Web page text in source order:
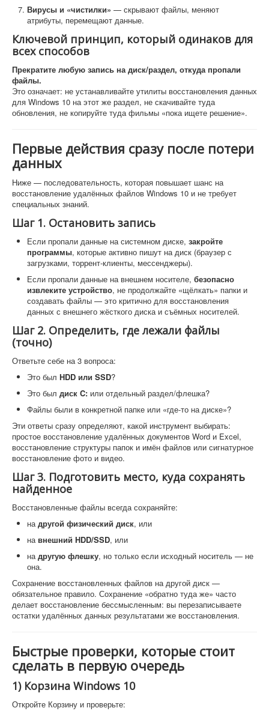
Вирусы и «чистилки» — скрывают файлы, меняют
атрибуты, перемещают данные.
Ключевой принцип, который одинаков для
всех способов
Прекратите любую запись на диск/раздел, откуда пропали
файлы.
Это означает: не устанавливайте утилиты восстановления данных
для Windows 10 на этот же раздел, не скачивайте туда
обновления, не копируйте туда фильмы «пока ищете решение».
Первые действия сразу после потери
данных
Ниже — последовательность, которая повышает шанс на
восстановление удалённых файлов Windows 10 и не требует
специальных знаний.
Шаг 1. Остановить запись
Если пропали данные на системном диске, закройте
программы, которые активно пишут на диск (браузер с
загрузками, торрент-клиенты, мессенджеры).
Если пропали данные на внешнем носителе, безопасно
извлеките устройство, не продолжайте «щёлкать» папки и
создавать файлы — это критично для восстановления
данных с внешнего жёсткого диска и съёмных носителей.
Шаг 2. Определить, где лежали файлы
(точно)
Ответьте себе на 3 вопроса:
Это был HDD или SSD?
Это был диск C: или отдельный раздел/флешка?
Файлы были в конкретной папке или «где-то на диске»?
Эти ответы сразу определяют, какой инструмент выбирать:
простое восстановление удалённых документов Word и Excel,
восстановление структуры папок и имён файлов или сигнатурное
восстановление фото и видео.
Шаг 3. Подготовить место, куда сохранять
найденное
Восстановленные файлы всегда сохраняйте:
надругой физический диск, или
на внешний HDD/SSD, или
надругую флешку, но только если исходный носитель — не
она.
Сохранение восстановленных файлов на другой диск —
обязательное правило. Сохранение «обратно туда же» часто
делает восстановление бессмысленным: вы перезаписываете
остатки удалённых данных результатами же восстановления.
Быстрые проверки, которые стоит
сделать в первую очередь
1) Корзина Windows 10
Откройте Корзину и проверьте: